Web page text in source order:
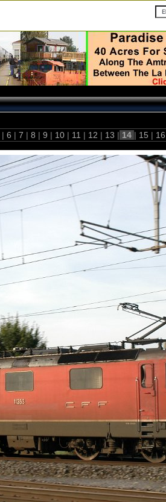
| 6 | 7 | 8 | 9 | 10 | 11 | 12 | 13 | 14 | 15 | 16